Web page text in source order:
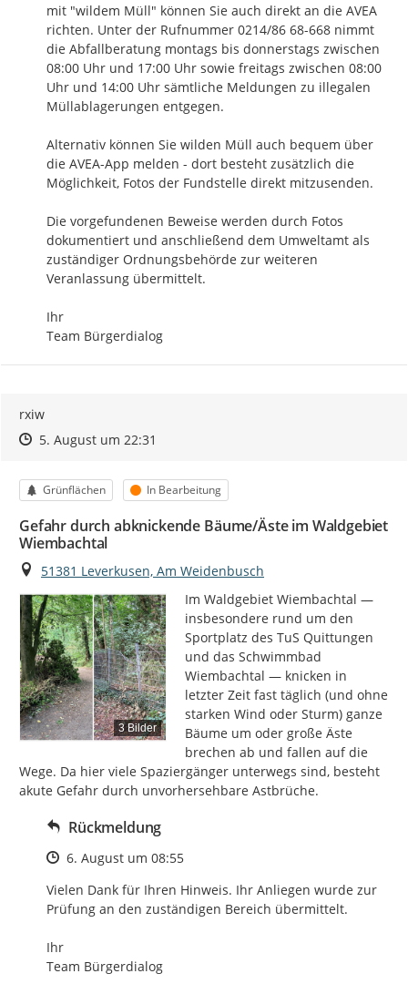
mit "wildem Müll" können Sie auch direkt an die AVEA
richten. Unter der Rufnummer 0214/86 68-668 nimmt
die Abfallberatung montags bis donnerstags zwischen
08:00 Uhr und 17:00 Uhr sowie freitags zwischen 08:00
Uhr und 14:00 Uhr sämtliche Meldungen zu illegalen
Müllablagerungen entgegen.
Alternativ können Sie wilden Müll auch bequem über
die AVEA-App melden - dort besteht zusätzlich die
Möglichkeit, Fotos der Fundstelle direkt mitzusenden.
Die vorgefundenen Beweise werden durch Fotos
dokumentiert und anschließend dem Umweltamt als
zuständiger Ordnungsbehörde zur weiteren
Veranlassung übermittelt.
Ihr
Team Bürgerdialog
rxiw
Zeitpunkt des Erstellens
Zeitpunkt des Erstellens
5. August um 22:31
Kategorie
Grünflächen Status
In Bearbeitung
Gefahr durch abknickende Bäume/Äste im Waldgebiet
Wiembachtal
Ort
51381 Leverkusen, Am Weidenbusch
3 Bilder
Im Waldgebiet Wiembachtal —
insbesondere rund um den
Sportplatz des TuS Quittungen
und das Schwimmbad
Wiembachtal — knicken in
letzter Zeit fast täglich (und ohne
starken Wind oder Sturm) ganze
Bäume um oder große Äste
brechen ab und fallen auf die
Wege. Da hier viele Spaziergänger unterwegs sind, besteht
akute Gefahr durch unvorhersehbare Astbrüche.
Rückmeldung
Zeitpunkt des Erstellens
6. August um 08:55
Vielen Dank für Ihren Hinweis. Ihr Anliegen wurde zur
Prüfung an den zuständigen Bereich übermittelt.
Ihr
Team Bürgerdialog